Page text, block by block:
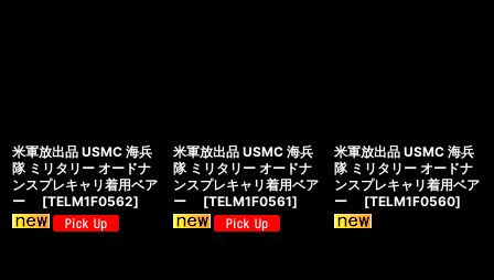
米軍放出品 USMC 海兵
隊 ミリタリー オードナ
ンスプレキャリ着用ベア
ー
[TELM1F0562]
米軍放出品 USMC 海兵
隊 ミリタリー オードナ
ンスプレキャリ着用ベア
ー
[TELM1F0561]
米軍放出品 USMC 海兵
隊 ミリタリー オードナ
ンスプレキャリ着用ベア
ー
[TELM1F0560]